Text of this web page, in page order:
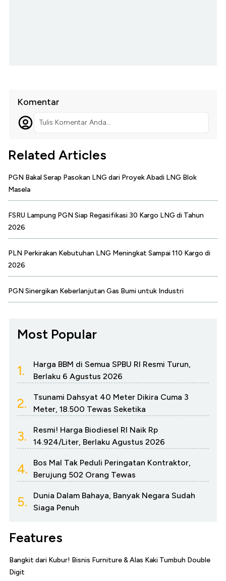
Komentar
Tulis Komentar Anda...
Related Articles
PGN Bakal Serap Pasokan LNG dari Proyek Abadi LNG Blok
Masela
FSRU Lampung PGN Siap Regasifikasi 30 Kargo LNG di Tahun
2026
PLN Perkirakan Kebutuhan LNG Meningkat Sampai 110 Kargo di
2026
PGN Sinergikan Keberlanjutan Gas Bumi untuk Industri
Most Popular
1.
Harga BBM di Semua SPBU RI Resmi Turun,
Berlaku 6 Agustus 2026
2.
Tsunami Dahsyat 40 Meter Dikira Cuma 3
Meter, 18.500 Tewas Seketika
3.
Resmi! Harga Biodiesel RI Naik Rp
14.924/Liter, Berlaku Agustus 2026
4.
Bos Mal Tak Peduli Peringatan Kontraktor,
Berujung 502 Orang Tewas
5.
Dunia Dalam Bahaya, Banyak Negara Sudah
Siaga Penuh
Features
Bangkit dari Kubur! Bisnis Furniture & Alas Kaki Tumbuh Double
Digit